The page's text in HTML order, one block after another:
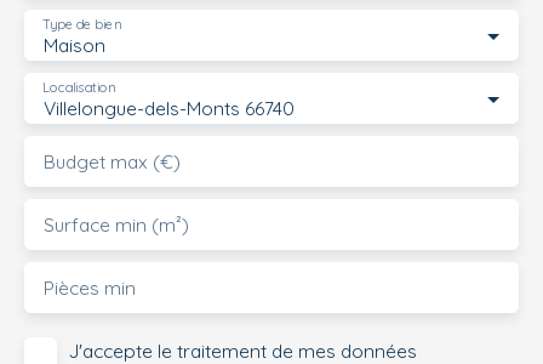
Maison
Type de bien
Villelongue-dels-Monts 66740
Localisation
Budget max (€)
Surface min (m²)
Pièces min
J'accepte le traitement de mes données